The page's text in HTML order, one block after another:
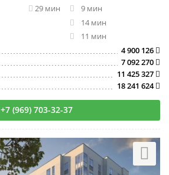
29 мин
9 мин
14 мин
11 мин
4 900 126
7 092 270
11 425 327
18 241 624
+7 (969) 703-32-37